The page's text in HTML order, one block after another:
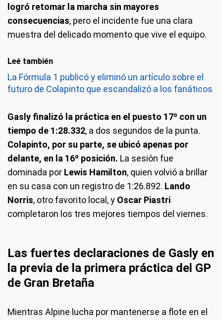
logró retomar la marcha sin mayores
consecuencias, pero el incidente fue una clara
muestra del delicado momento que vive el equipo.
Leé también
La Fórmula 1 publicó y eliminó un artículo sobre el
futuro de Colapinto que escandalizó a los fanáticos
Gasly finalizó la práctica en el puesto 17º con un
tiempo de 1:28.332, a dos segundos de la punta.
Colapinto, por su parte, se ubicó apenas por
delante, en la 16º posición. La sesión fue
dominada por Lewis Hamilton, quien volvió a brillar
en su casa con un registro de 1:26.892. Lando
Norris, otro favorito local, y Oscar Piastri
completaron los tres mejores tiempos del viernes.
Las fuertes declaraciones de Gasly en
la previa de la primera práctica del GP
de Gran Bretaña
Mientras Alpine lucha por mantenerse a flote en el